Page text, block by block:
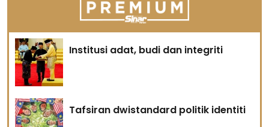
Institusi adat, budi dan integriti
Tafsiran dwistandard politik identiti